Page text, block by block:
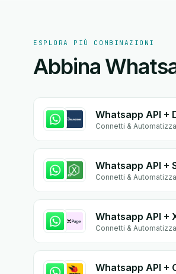
ESPLORA PIÙ COMBINAZIONI
Abbina
Whatsapp API +
Connetti & Automatizza
Whatsapp API +
Connetti & Automatizza
Whatsapp API +
Connetti & Automatizza
Whatsapp API +